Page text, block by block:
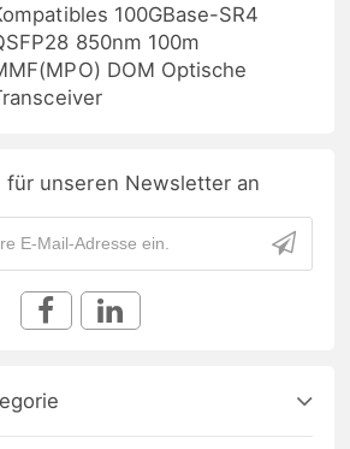
100GBase-SR4
850nm 100m
DOM Optische
für unseren Newsletter an